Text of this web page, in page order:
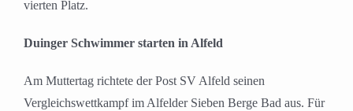
vierten Platz.
Duinger Schwimmer starten in Alfeld
Am Muttertag richtete der Post SV Alfeld seinen
Vergleichswettkampf im Alfelder Sieben Berge Bad aus. Für